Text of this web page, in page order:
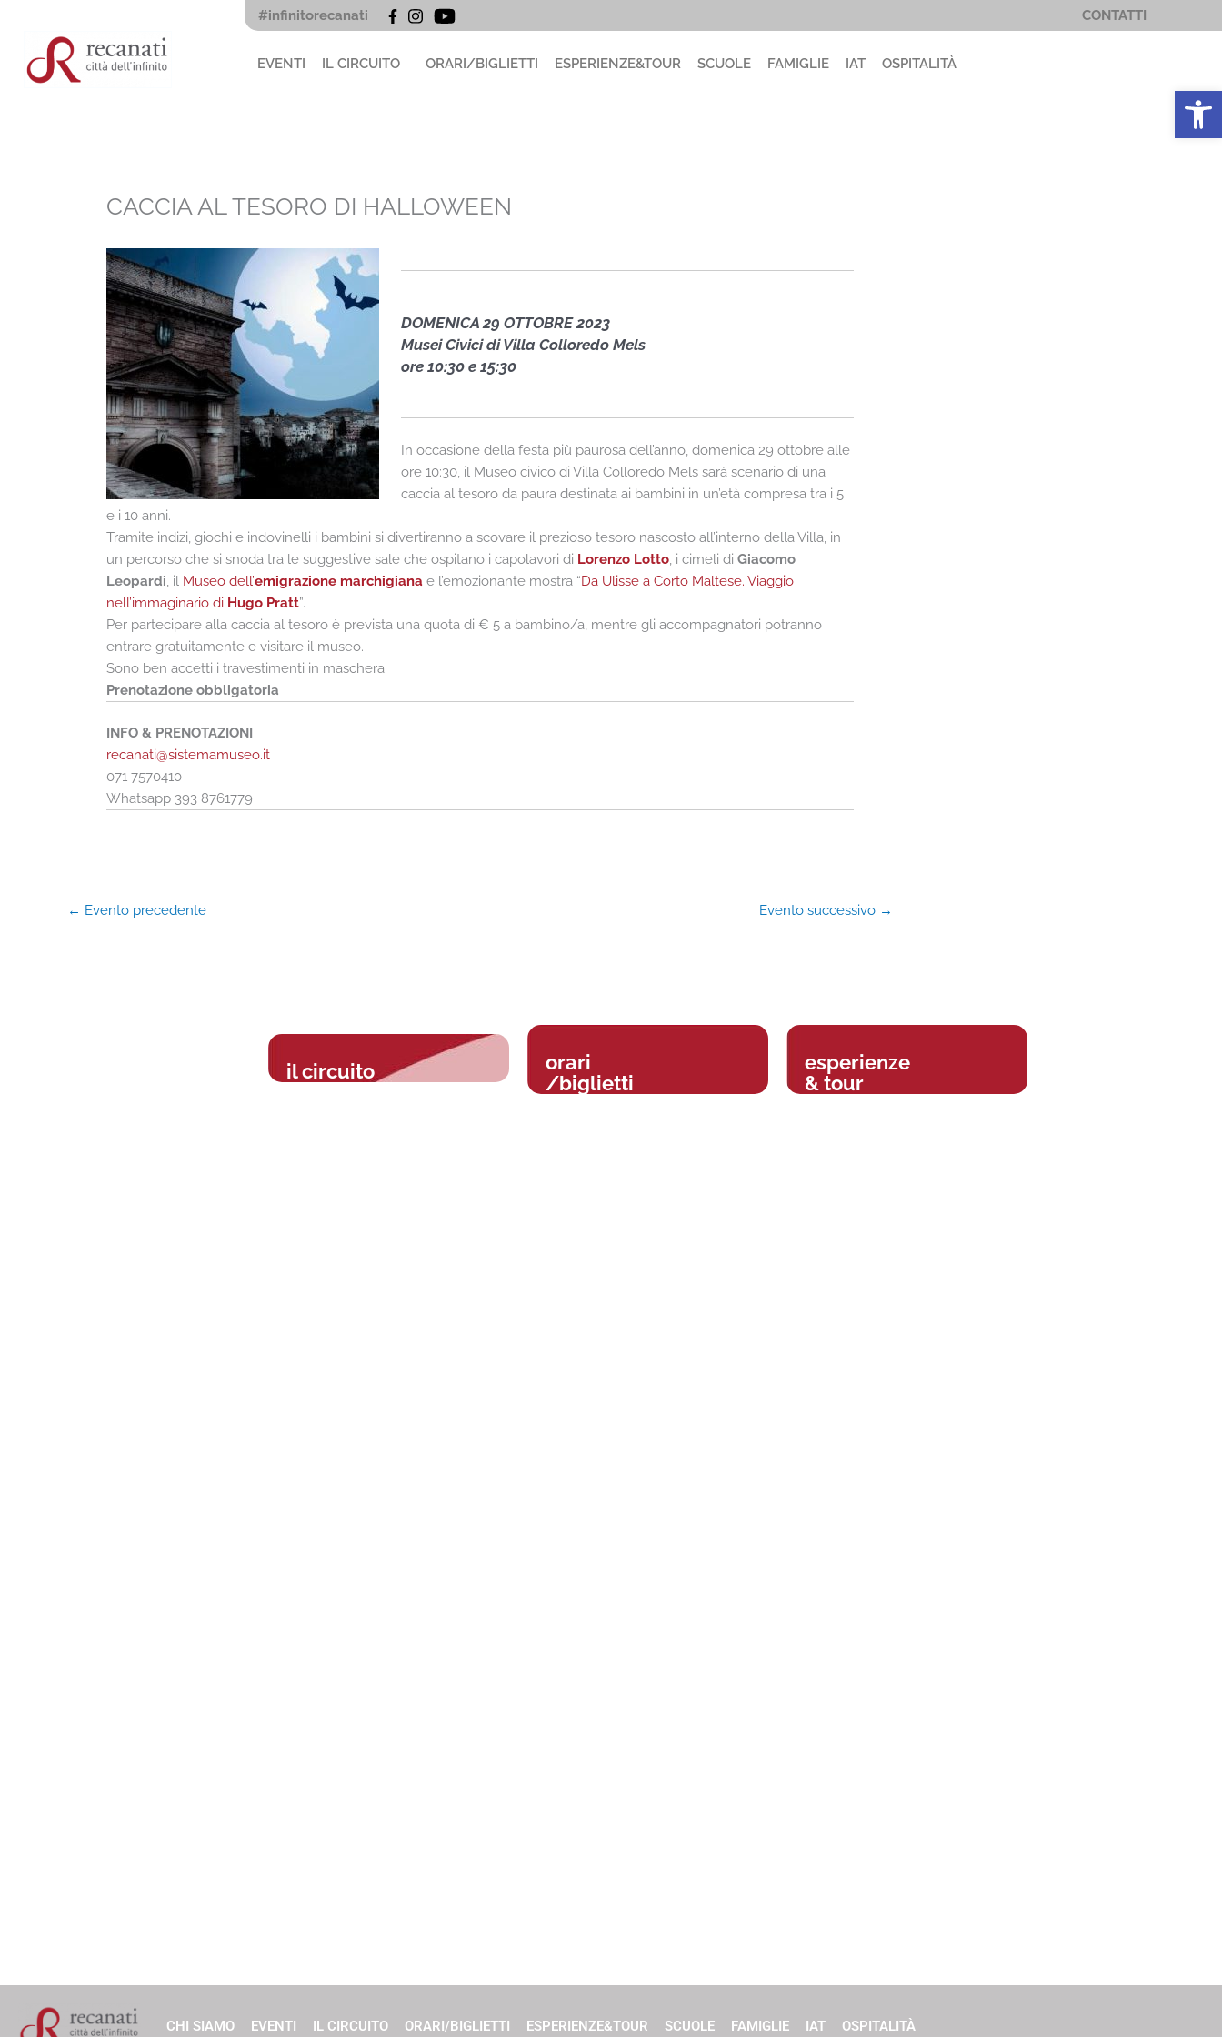
contenuto
#infinitorecanati CONTATTI
EVENTI IL CIRCUITO ORARI/BIGLIETTI ESPERIENZE&TOUR SCUOLE FAMIGLIE IAT OSPITALITÀ
CACCIA AL TESORO DI HALLOWEEN
DOMENICA 29 OTTOBRE 2023
Musei Civici di Villa Colloredo Mels
ore 10:30 e 15:30
In occasione della festa più paurosa dell’anno, domenica 29 ottobre alle
ore 10:30, il Museo civico di Villa Colloredo Mels sarà scenario di una
caccia al tesoro da paura destinata ai bambini in un’età compresa tra i 5
e i 10 anni.
Tramite indizi, giochi e indovinelli i bambini si divertiranno a scovare il prezioso tesoro nascosto all’interno della Villa, in
un percorso che si snoda tra le suggestive sale che ospitano i capolavori di Lorenzo Lotto, i cimeli di Giacomo
Leopardi, il Museo dell’emigrazione marchigiana e l’emozionante mostra “Da Ulisse a Corto Maltese. Viaggio
nell’immaginario di Hugo Pratt”.
Per partecipare alla caccia al tesoro è prevista una quota di € 5 a bambino/a, mentre gli accompagnatori potranno
entrare gratuitamente e visitare il museo.
Sono ben accetti i travestimenti in maschera.
Prenotazione obbligatoria
INFO & PRENOTAZIONI
recanati@sistemamuseo.it
071 7570410
Whatsapp 393 8761779
← Evento precedente Evento successivo →
il circuito
orari
/biglietti
esperienze
& tour
CHI SIAMO EVENTI IL CIRCUITO ORARI/BIGLIETTI ESPERIENZE&TOUR SCUOLE FAMIGLIE IAT OSPITALITÀ
Apri la